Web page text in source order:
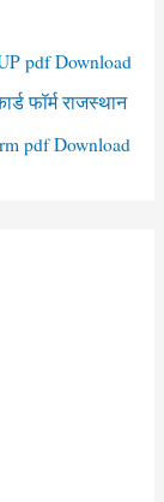
pdf Download
फॉर्म राजस्थान
pdf Download